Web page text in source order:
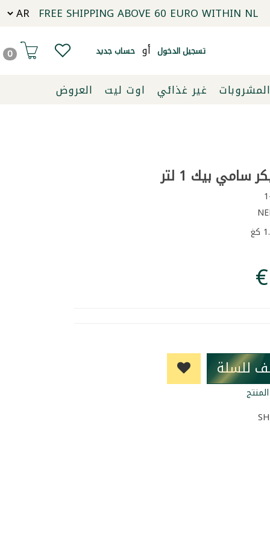
FREE SHIPPING ABOVE 60 EURO WITHIN NL
تسجيل الدخول أو حساب جديد 0
المشروبات غير غذائي اوت ليت
العروض
سامي بيك 1 لتر
للسلة